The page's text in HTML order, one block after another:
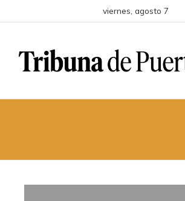
viernes, agosto 7